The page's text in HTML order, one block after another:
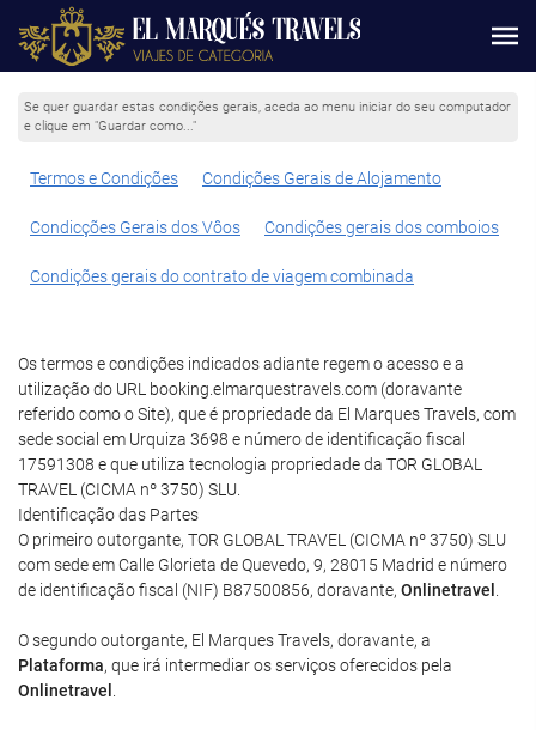
Se quer guardar estas condições gerais, aceda ao menu iniciar do seu computador
e clique em "Guardar como..."
Termos e Condições Condições Gerais de Alojamento
Condicções Gerais dos Vôos Condições gerais dos comboios
Condições gerais do contrato de viagem combinada
Os termos e condições indicados adiante regem o acesso e a
utilização do URL booking.elmarquestravels.com (doravante
referido como o Site), que é propriedade da El Marques Travels, com
sede social em Urquiza 3698 e número de identificação fiscal
17591308 e que utiliza tecnologia propriedade da TOR GLOBAL
TRAVEL (CICMA nº 3750) SLU.
Identificação das Partes
O primeiro outorgante, TOR GLOBAL TRAVEL (CICMA nº 3750) SLU
com sede em Calle Glorieta de Quevedo, 9, 28015 Madrid e número
de identificação fiscal (NIF) B87500856, doravante, Onlinetravel
O segundo outorgante, El Marques Travels, doravante, a
Plataforma, que irá intermediar os serviços oferecidos pela
Onlinetravel